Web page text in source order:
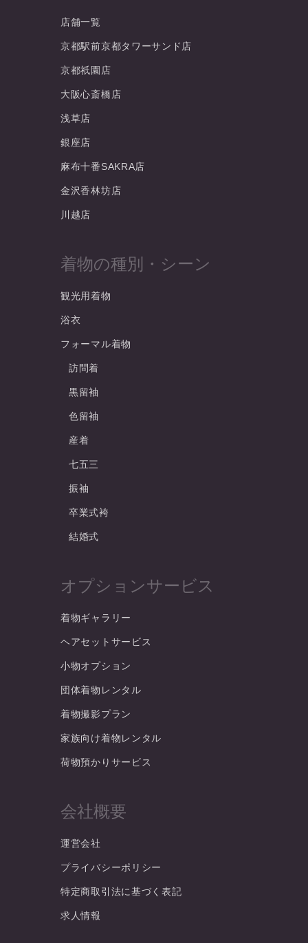
店舗一覧
京都駅前京都タワーサンド店
京都祇園店
大阪心斎橋店
浅草店
銀座店
麻布十番SAKRA店
金沢香林坊店
川越店
着物の種別・シーン
観光用着物
浴衣
フォーマル着物
訪問着
黒留袖
色留袖
産着
七五三
振袖
卒業式袴
結婚式
オプションサービス
着物ギャラリー
ヘアセットサービス
小物オプション
団体着物レンタル
着物撮影プラン
家族向け着物レンタル
荷物預かりサービス
会社概要
運営会社
プライバシーポリシー
特定商取引法に基づく表記
求人情報